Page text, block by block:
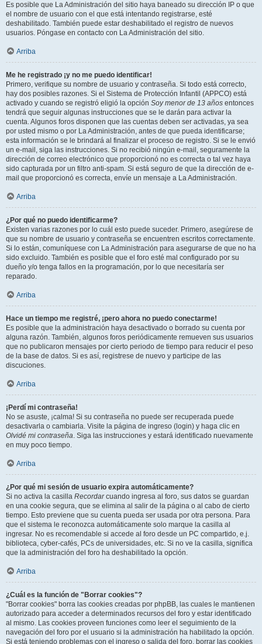
Es posible que La Administración del sitio haya baneado su dirección IP o que
el nombre de usuario con el que está intentando registrarse, esté
deshabilitado. También puede estar deshabilitado el registro de nuevos
usuarios. Póngase en contacto con La Administración del sitio.
Arriba
Me he registrado ¡y no me puedo identificar!
Primero, verifique su nombre de usuario y contraseña. Si todo está correcto,
hay dos posibles razones. Si el Sistema de Protección Infantil (APPCO) está
activado y cuando se registró eligió la opción Soy menor de 13 años entonces
tendrá que seguir algunas instrucciones que se le darán para activar la
cuenta. Algunos foros disponen que las cuentas deben ser activadas, ya sea
por usted mismo o por La Administración, antes de que pueda identificarse;
esta información se le brindará al finalizar el proceso de registro. Si se le envió
un e-mail, siga las instrucciones. Si no recibió ningún e-mail, seguramente la
dirección de correo electrónico que proporcionó no es correcta o tal vez haya
sido capturada por un filtro anti-spam. Si está seguro de que la dirección de e-
mail que proporcionó es correcta, envíe un mensaje a La Administración.
Arriba
¿Por qué no puedo identificarme?
Existen varias razones por lo cuál esto puede suceder. Primero, asegúrese de
que su nombre de usuario y contraseña se encuentren escritos correctamente.
Si lo están, comuníquese con La Administración para asegurarse de que no ha
sido excluido. También es posible que el foro esté mal configurado por su
dueño y/o tenga fallos en la programación, por lo que necesitaría ser
reparado.
Arriba
Hace un tiempo me registré, ¡pero ahora no puedo conectarme!
Es posible que la administración haya desactivado o borrado su cuenta por
alguna razón. También, algunos foros periódicamente remueven sus usuarios
que no publicaron mensajes por cierto periodo de tiempo para reducir el peso
de la base de datos. Si es así, registrese de nuevo y participe de las
discuciones.
Arriba
¡Perdí mi contraseña!
No se asuste, ¡calma! Si su contraseña no puede ser recuperada puede
desactivarla o cambiarla. Visite la página de ingreso (login) y haga clic en
Olvidé mi contraseña. Siga las instrucciones y estará identificado nuevamente
en muy poco tiempo.
Arriba
¿Por qué mi sesión de usuario expira automáticamente?
Si no activa la casilla Recordarcuando ingresa al foro, sus datos se guardan
en una cookie segura, que se elimina al salir de la página o al cabo de cierto
tiempo. Esto previene que su cuenta pueda ser usada por otra persona. Para
que el sistema le reconozca automáticamente solo marque la casilla al
ingresar. No es recomendable si accede al foro desde un PC compartido, e.j.
biblioteca, cyber-cafés, PCs de universidades, etc. Si no ve la casilla, significa
que la administración del foro ha deshabilitado la opción.
Arriba
¿Cuál es la función de "Borrar cookies"?
"Borrar cookies" borra las cookies creadas por phpBB, las cuales le mantienen
autorizado para acceder a determinados recursos del foro y estar identificado
al mismo. Las cookies proveen funciones como leer el seguimiento de la
navegación del foro por el usuario si la administración ha habilitado la opción.
Si está teniendo problemas con el ingreso o salida del foro, borrar las cookies